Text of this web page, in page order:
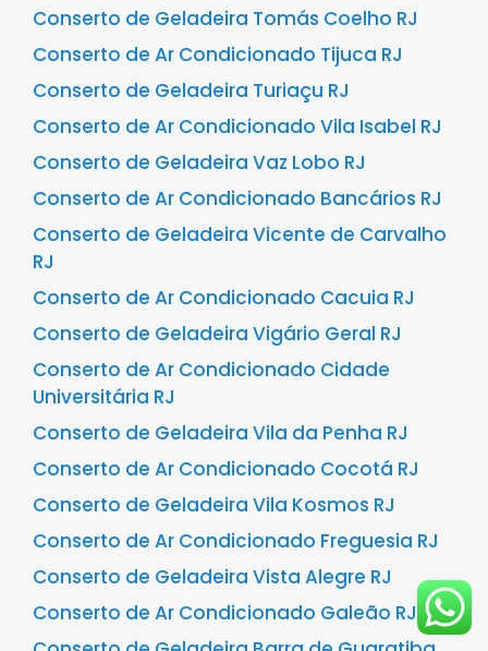
Conserto de Geladeira Tomás Coelho RJ
Conserto de Ar Condicionado Tijuca RJ
Conserto de Geladeira Turiaçu RJ
Conserto de Ar Condicionado Vila Isabel RJ
Conserto de Geladeira Vaz Lobo RJ
Conserto de Ar Condicionado Bancários RJ
Conserto de Geladeira Vicente de Carvalho
RJ
Conserto de Ar Condicionado Cacuia RJ
Conserto de Geladeira Vigário Geral RJ
Conserto de Ar Condicionado Cidade
Universitária RJ
Conserto de Geladeira Vila da Penha RJ
Conserto de Ar Condicionado Cocotá RJ
Conserto de Geladeira Vila Kosmos RJ
Conserto de Ar Condicionado Freguesia RJ
Conserto de Geladeira Vista Alegre RJ
Conserto de Ar Condicionado Galeão RJ